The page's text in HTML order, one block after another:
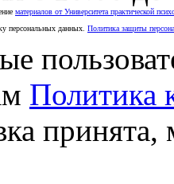
материалов от Университета практической
персональных данных. Политика защиты
Политика